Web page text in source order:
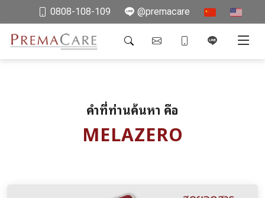
0808-108-109 @premacare
คำที่ท่านค้นหา คือ
MELAZERO